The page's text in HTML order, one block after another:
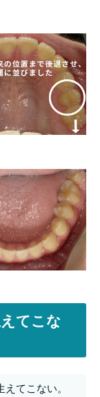
てこな
てこない。